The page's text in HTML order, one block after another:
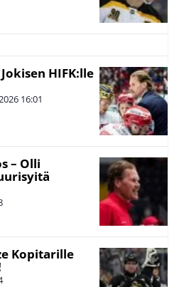
HIFK:lle
16:01
– Olli
Kopitarille